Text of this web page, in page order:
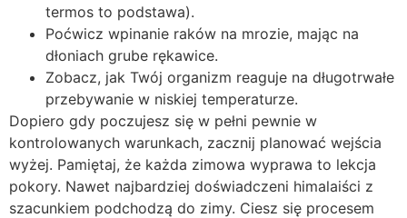
termos to podstawa).
Poćwicz wpinanie raków na mrozie, mając na
dłoniach grube rękawice.
Zobacz, jak Twój organizm reaguje na długotrwałe
przebywanie w niskiej temperaturze.
Dopiero gdy poczujesz się w pełni pewnie w
kontrolowanych warunkach, zacznij planować wejścia
wyżej. Pamiętaj, że każda zimowa wyprawa to lekcja
pokory. Nawet najbardziej doświadczeni himalaiści z
szacunkiem podchodzą do zimy. Ciesz się procesem